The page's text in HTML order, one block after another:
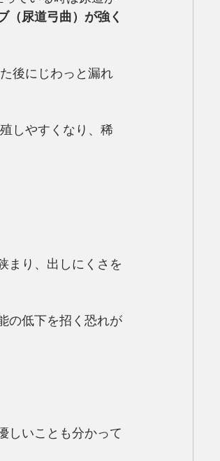
（尿道弓曲）が強く
後にじわっと漏れ
しやすくなり、稀
まり、出しにくさを
の低下を招く恐れが
しいことも分かって